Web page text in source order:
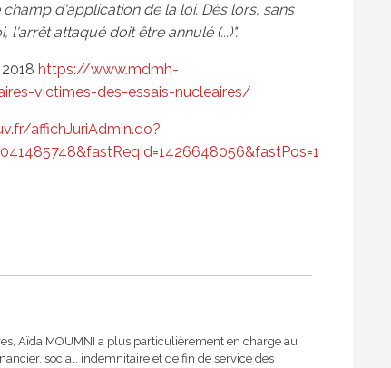
d'application de la loi. Dès lors, sans
attaqué doit être annulé (...)".
https://www.mdmh-
victimes-des-essais-nucleaires/
affichJuriAdmin.do?
Aïda MOUMNI a plus particulièrement en charge au
social, indemnitaire et de fin de service des